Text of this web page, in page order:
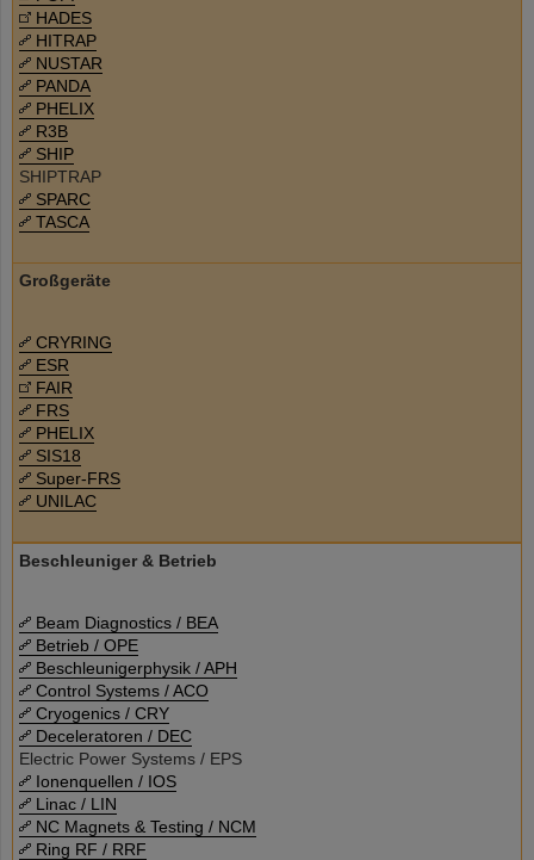
HADES
HITRAP
NUSTAR
PANDA
PHELIX
R3B
SHIP
SHIPTRAP
SPARC
TASCA
Großgeräte
CRYRING
ESR
FAIR
FRS
PHELIX
SIS18
Super-FRS
UNILAC
Beschleuniger & Betrieb
Beam Diagnostics / BEA
Betrieb / OPE
Beschleunigerphysik / APH
Control Systems / ACO
Cryogenics / CRY
Deceleratoren / DEC
Electric Power Systems / EPS
Ionenquellen / IOS
Linac / LIN
NC Magnets & Testing / NCM
Ring RF / RRF